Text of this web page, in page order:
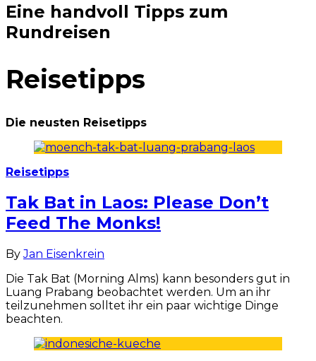
Eine handvoll Tipps zum
Rundreisen
Reisetipps
Die neusten Reisetipps
Reisetipps
Tak Bat in Laos: Please Don’t
Feed The Monks!
ByJan Eisenkrein
Die Tak Bat (Morning Alms) kann besonders gut in
Luang Prabang beobachtet werden. Um an ihr
teilzunehmen solltet ihr ein paar wichtige Dinge
beachten.